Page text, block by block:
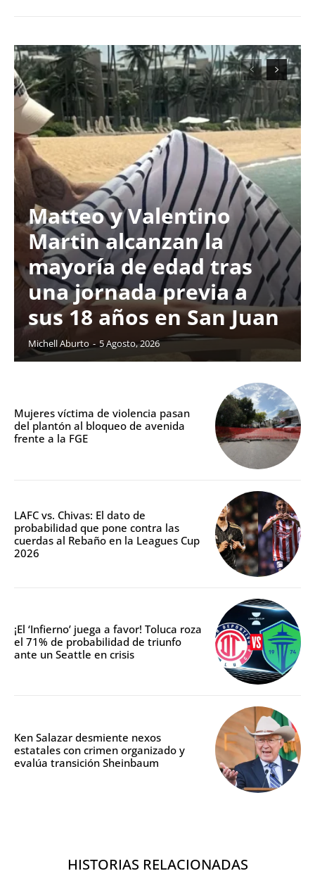
Matteo y Valentino
Martin alcanzan la
mayoría de edad tras
una jornada previa a
sus 18 años en San Juan
Michell Aburto - 5 Agosto, 2026
Mujeres víctima de violencia pasan
del plantón al bloqueo de avenida
frente a la FGE
LAFC vs. Chivas: El dato de
probabilidad que pone contra las
cuerdas al Rebaño en la Leagues Cup
2026
¡El ‘Infierno’ juega a favor! Toluca roza
el 71% de probabilidad de triunfo
ante un Seattle en crisis
Ken Salazar desmiente nexos
estatales con crimen organizado y
evalúa transición Sheinbaum
HISTORIAS RELACIONADAS